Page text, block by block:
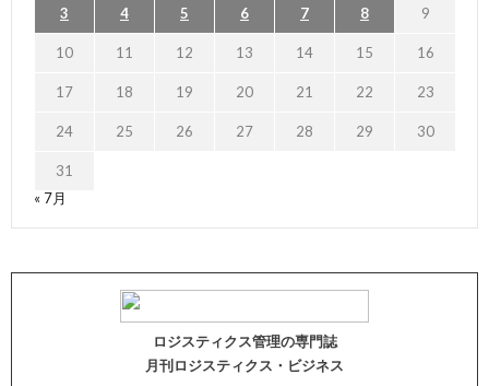
3 4 5 6 7 8 9
10 11 12 13 14 15 16
17 18 19 20 21 22 23
24 25 26 27 28 29 30
31
« 7月
ロジスティクス管理の専門誌
月刊ロジスティクス・ビジネス